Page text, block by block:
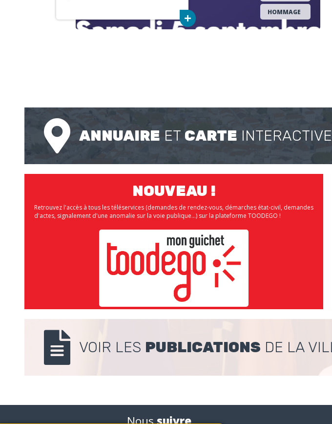
HOMMAGE
ANNUAIRE ET CARTE INTERACTIVE
NOUVEAU !
Retrouvez l'accès à tous les téléservices (demandes de rendez-vous, démarches état-civil, demandes
d'actes, signalement d'une anomalie sur la voie publique...) sur la plateforme TOODEGO !
VOIR LES PUBLICATIONS DE LA
Noussuivre